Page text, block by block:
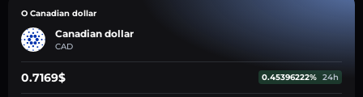
O Canadian dollar
Canadian dollar
CAD
0.7169$ 0.45396222% 24h